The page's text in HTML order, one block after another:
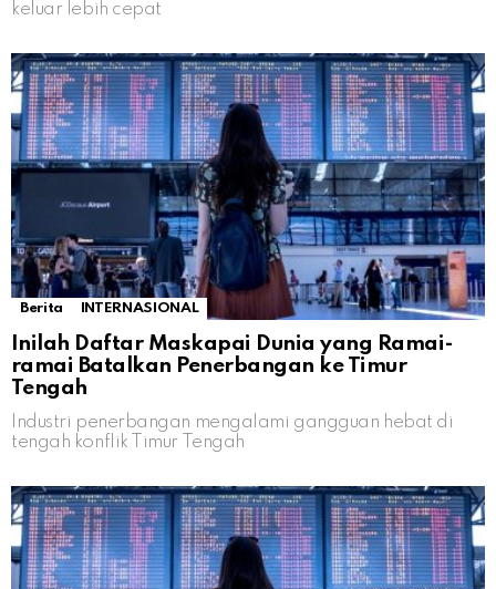
keluar lebih cepat
Berita INTERNASIONAL
Inilah Daftar Maskapai Dunia yang Ramai-
ramai Batalkan Penerbangan ke Timur
Tengah
Industri penerbangan mengalami gangguan hebat di
tengah konflik Timur Tengah